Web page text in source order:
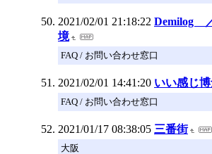
2021/02/01 21:18:22 Demilog
境
FAQ / お問い合わせ窓口
2021/02/01 14:41:20 いい感じ博
FAQ / お問い合わせ窓口
2021/01/17 08:38:05 三番街
大阪